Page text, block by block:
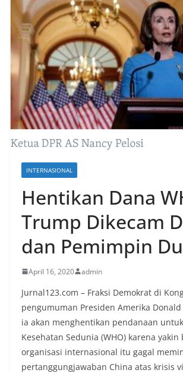
INTERNASIONAL
Hentikan Dana
Trump Dikecam
dan Pemimpin
April 16, 2020 admin
Jurnal123.com – Fraksi Demokrat di
pengumuman Presiden Amerika
ia akan menghentikan pendanaan
Kesehatan Sedunia (WHO) karena yakin
organisasi internasional itu gagal
pertanggungjawaban China atas krisis